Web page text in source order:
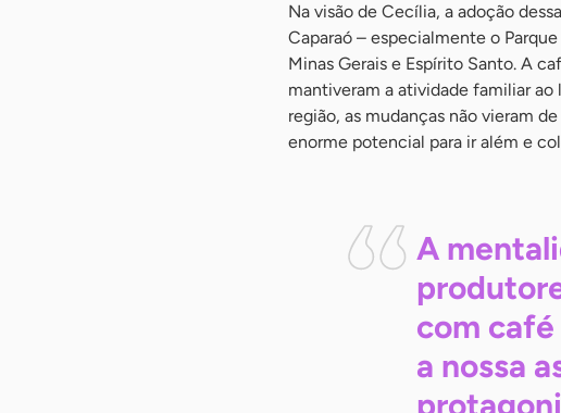
Na visão de Cecília, a adoção
Caparaó – especialmente o
Minas Gerais e Espírito Santo. A
mantiveram a atividade familiar ao
região, as mudanças não vieram
enorme potencial para ir além e
A
com
a nossa